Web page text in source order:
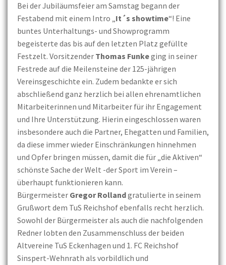
Bei der Jubiläumsfeier am Samstag begann der
Festabend mit einem Intro „It´s showtime“! Eine
buntes Unterhaltungs- und Showprogramm
begeisterte das bis auf den letzten Platz gefüllte
Festzelt. Vorsitzender Thomas Funkeging in seiner
Festrede auf die Meilensteine der 125-jährigen
Vereinsgeschichte ein. Zudem bedankte er sich
abschließend ganz herzlich bei allen ehrenamtlichen
Mitarbeiterinnen und Mitarbeiter für ihr Engagement
und Ihre Unterstützung. Hierin eingeschlossen waren
insbesondere auch die Partner, Ehegatten und Familien,
da diese immer wieder Einschränkungen hinnehmen
und Opfer bringen müssen, damit die für „die Aktiven“
schönste Sache der Welt -der Sport im Verein –
überhaupt funktionieren kann.
Bürgermeister Gregor Rollandgratulierte in seinem
Grußwort dem TuS Reichshof ebenfalls recht herzlich.
Sowohl der Bürgermeister als auch die nachfolgenden
Redner lobten den Zusammenschluss der beiden
Altvereine TuS Eckenhagen und 1. FC Reichshof
Sinspert-Wehnrath als vorbildlich und